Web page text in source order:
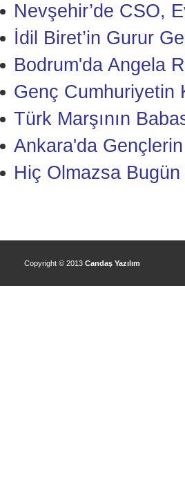
Nevşehir’de CSO,
İdil Biret’in Gurur
Bodrum'da Angela
Genç Cumhuriyetin
Türk Marşının
Ankara'da
Hiç Olmazsa
Copyright © 2013 Candaş Yazılım